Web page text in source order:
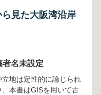
見た大阪湾沿岸
者名未設定
地は定性的に論じられ
本書はGISを用いて古